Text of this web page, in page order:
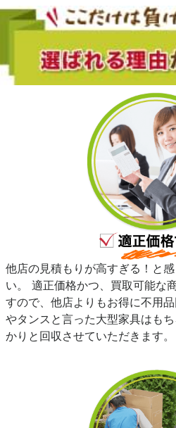
他店の見積もりが高すぎる！と
い。 適正価格かつ、買取可能な
すので、他店よりもお得に不用
やタンスと言った大型家具はも
かりと回収させていただきます。